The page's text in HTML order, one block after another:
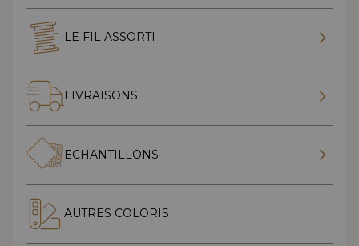
LE FIL ASSORTI
LIVRAISONS
ECHANTILLONS
AUTRES COLORIS